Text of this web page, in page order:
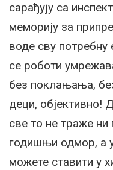
сарађују са
меморију за
воде сву потребну
се роботи
без поклањања,
деци, објективно!
све то не траже ни
годишњи одмор, а
можете ставити у